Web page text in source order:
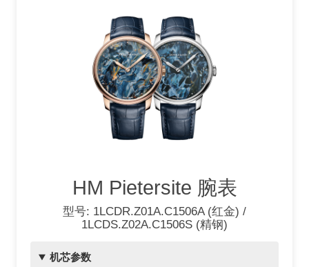
HM Pietersite 腕表
型号: 1LCDR.Z01A.C1506A (红金) /
1LCDS.Z02A.C1506S (精钢)
机芯参数